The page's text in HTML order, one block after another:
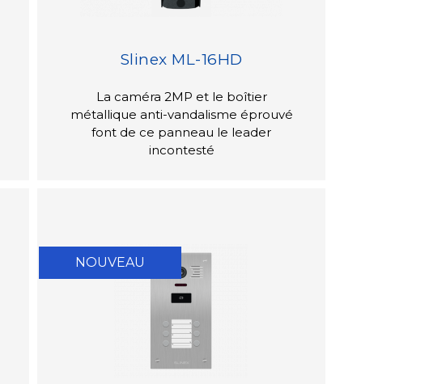
Slinex ML-16HD
La caméra 2MP et le boîtier
métallique anti-vandalisme éprouvé
font de ce panneau le leader
incontesté
NOUVEAU